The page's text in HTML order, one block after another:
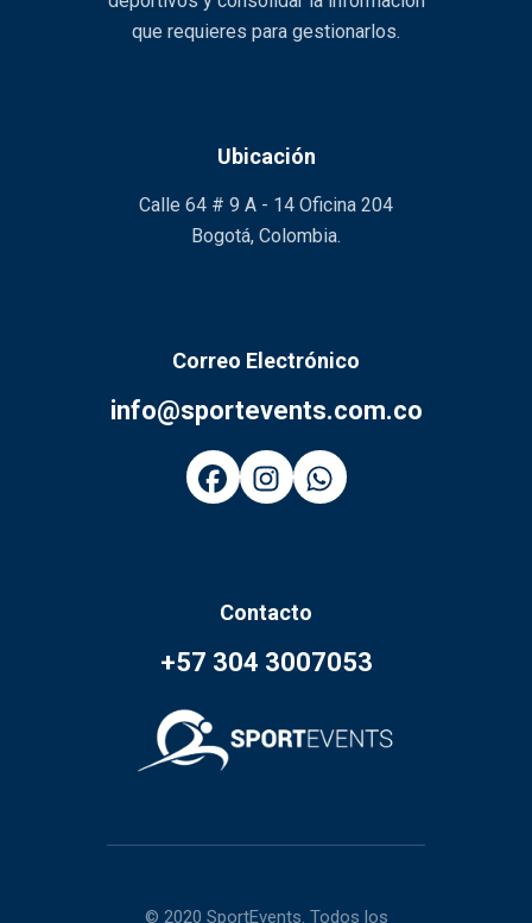
que requieres para gestionarlos.
Ubicación
Calle 64 # 9 A - 14 Oficina 204
Bogotá, Colombia.
Correo Electrónico
info@sportevents.com.co
Contacto
+57 304 3007053
© 2020 SportEvents. Todos los